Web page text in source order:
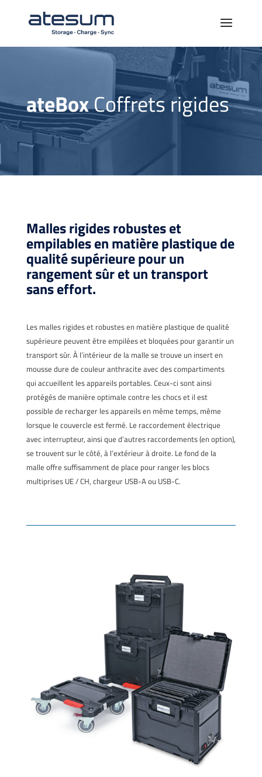
ateBoxCoffrets rigides
Malles rigides robustes et
empilables en matière plastique de
qualité supérieure pour un
rangement sûr et un transport
sans effort.
Les malles rigides et robustes en matière plastique de qualité
supérieure peuvent être empilées et bloquées pour garantir un
transport sûr. À l’intérieur de la malle se trouve un insert en
mousse dure de couleur anthracite avec des compartiments
qui accueillent les appareils portables. Ceux-ci sont ainsi
protégés de manière optimale contre les chocs et il est
possible de recharger les appareils en même temps, même
lorsque le couvercle est fermé. Le raccordement électrique
avec interrupteur, ainsi que d’autres raccordements (en option),
se trouvent sur le côté, à l’extérieur à droite. Le fond de la
malle offre suffisamment de place pour ranger les blocs
multiprises UE / CH, chargeur USB-A ou USB-C.